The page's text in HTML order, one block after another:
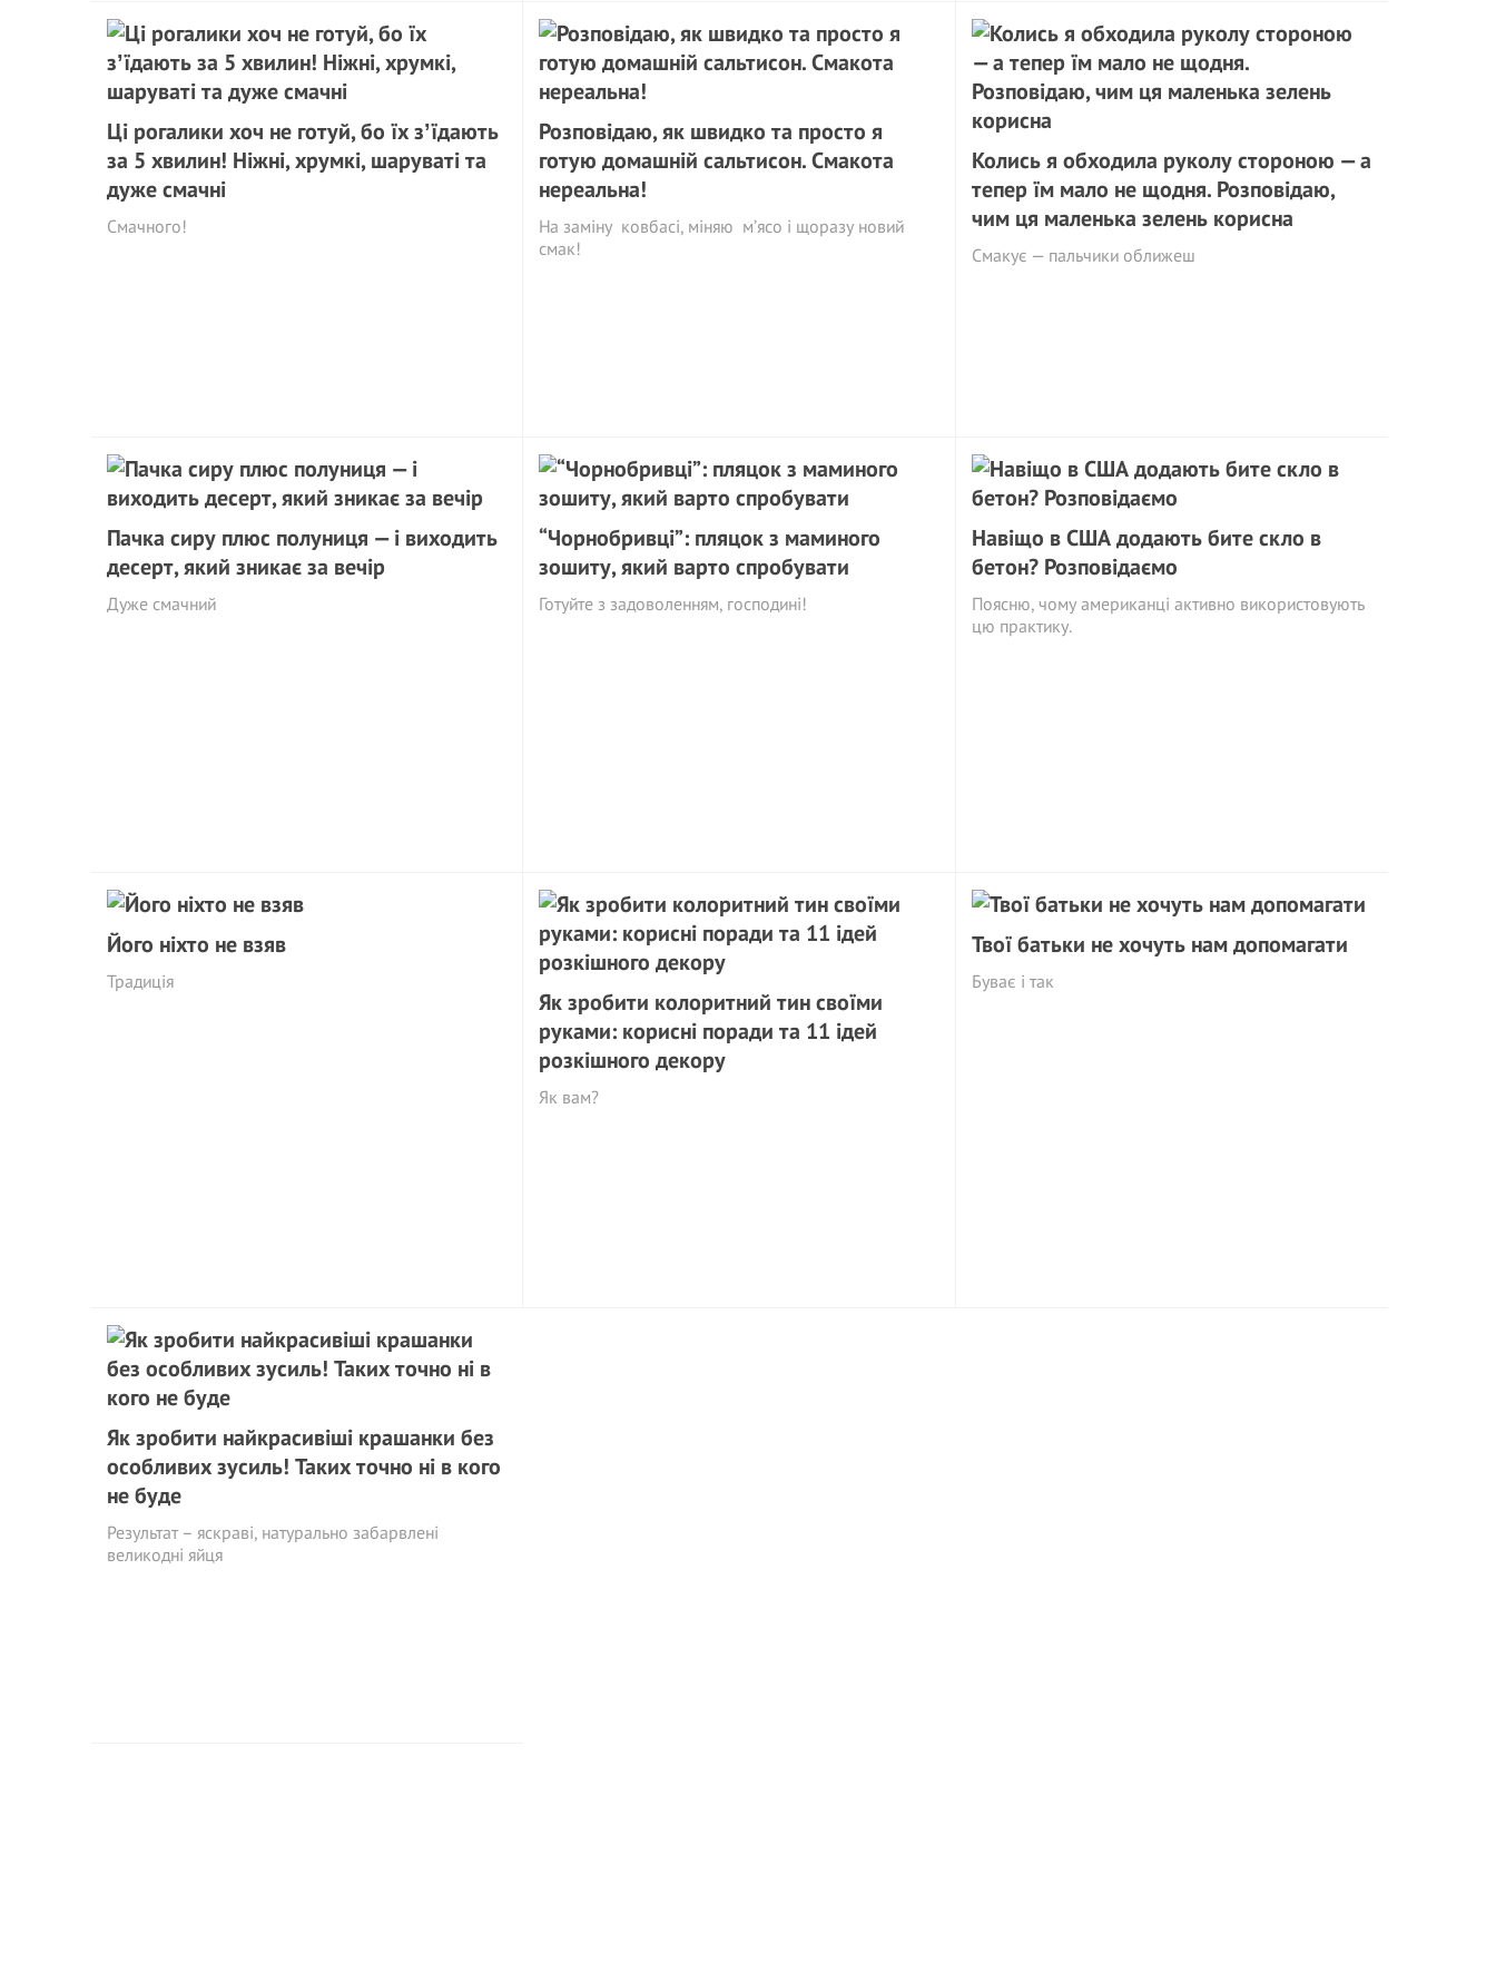
Ці рогалики хоч не готуй, бо їх зʼїдають
за 5 хвилин! Ніжні, хрумкі, шаруваті та
дуже смачні
Смачного!
Розповідаю, як швидко та просто я
готую домашній сальтисон. Смакота
нереальна!
На заміну ковбасі, міняю м’ясо і щоразу новий
смак!
Колись я обходила руколу стороною — а
тепер їм мало не щодня. Розповідаю,
чим ця маленька зелень корисна
Смакує — пальчики оближеш
Пачка сиру плюс полуниця — і виходить
десерт, який зникає за вечір
Дуже смачний
“Чорнобривці”: пляцок з маминого
зошиту, який варто спробувати
Готуйте з задоволенням, господині!
Навіщо в США додають бите скло в
бетон? Розповідаємо
Поясню, чому американці активно використовують
цю практику.
Його ніхто не взяв
Традиція
Як зробити колоритний тин своїми
руками: корисні поради та 11 ідей
розкішного декору
Як вам?
Твої батьки не хочуть нам допомагати
Буває і так
Як зробити найкрасивіші крашанки без
особливих зусиль! Таких точно ні в кого
не буде
Результат – яскраві, натурально забарвлені
великодні яйця